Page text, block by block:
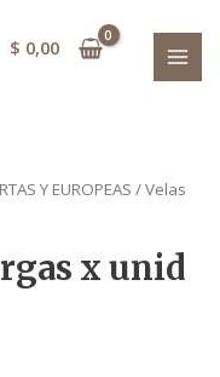
$ 0,00
Y EUROPEAS / Velas
x unid